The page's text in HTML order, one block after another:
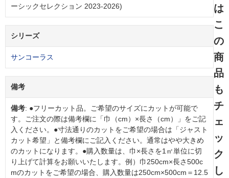
ーシックセレクション 2023-2026)
シリーズ
サンコーラス
備考
備考: ●フリーカット品。ご希望のサイズにカットが可能で
す。ご注文の際は備考欄に「巾（cm）×長さ（cm）」をご記
入ください。●寸法通りのカットをご希望の場合は「ジャスト
カット希望」と備考欄にご記入ください。通常はやや大きめ
のカットになります。●購入数量は、巾×長さを1㎡単位に切
り上げて計算をお願いいたします。例）巾250cm×長さ500c
mのカットをご希望の場合、購入数量は250cm×500cm＝12.5
は
こ
の
商
品
も
チ
ェ
ッ
ク
し